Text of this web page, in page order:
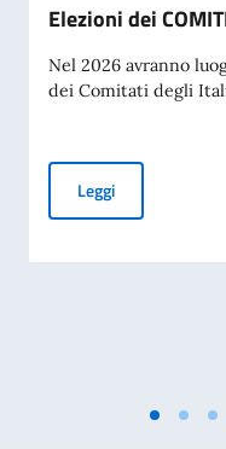
Elezioni dei
Nel 2026 avranno
dei Comitati degli
LeggiElezioni dei